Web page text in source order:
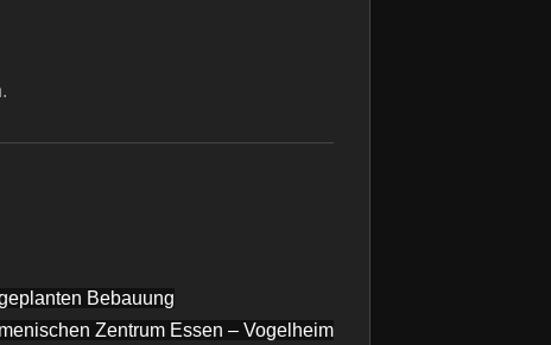
Bebauung
Zentrum Essen – Vogelheim